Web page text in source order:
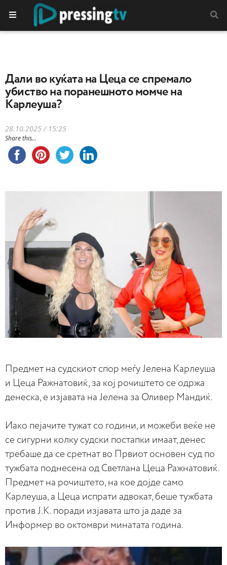
Дали во куќата на Цеца се спремало
убиство на поранешното момче на
Карлеуша?
28.10.2025 / 15:25
Share this...
Предмет на судскиот спор меѓу Јелена Карлеуша
и Цеца Ражнатовиќ, за кој рочиштето се одржа
денеска, е изјавата на Јелена за Оливер Мандиќ.
Иако пејачите тужат со години, и можеби веќе не
се сигурни колку судски постапки имаат, денес
требаше да се сретнат во Првиот основен суд по
тужбата поднесена од Светлана Цеца Ражнатовиќ.
Предмет на рочиштето, на кое дојде само
Карлеуша, а Цеца испрати адвокат, беше тужбата
против Ј.К. поради изјавата што ја даде за
Информер во октомври минатата година.